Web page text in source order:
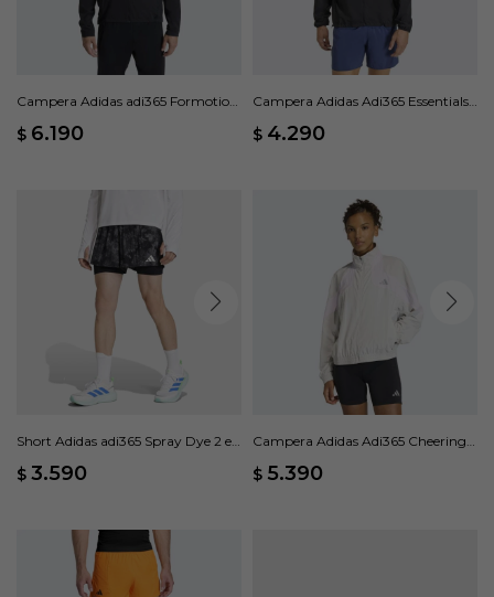
Campera Adidas adi365 Formotion
$ 6.190
Campera Adidas Adi365 Essentials -
$ 4.290
Short Adidas adi365 Spray Dye 2 en
$ 3.590
Campera Adidas Adi365 Cheering -
$ 5.390